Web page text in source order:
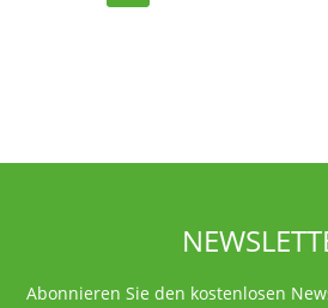
Abonnieren Sie den kostenlosen